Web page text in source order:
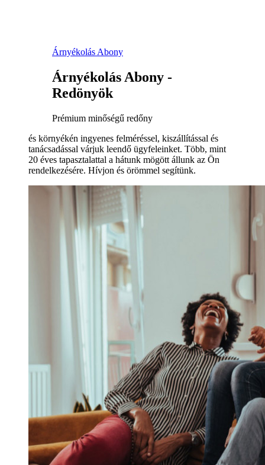
Árnyékolás Abony
Árnyékolás Abony -
Redönyök
Prémium minőségű redőny
és környékén ingyenes felméréssel, kiszállítással és
tanácsadással várjuk leendő ügyfeleinket. Több, mint
20 éves tapasztalattal a hátunk mögött állunk az Ön
rendelkezésére. Hívjon és örömmel segítünk.